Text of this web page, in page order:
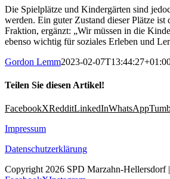
Die Spielplätze und Kindergärten sind
werden. Ein guter Zustand dieser Plätze
Fraktion, ergänzt: „Wir müssen in die
ebenso wichtig für soziales Erleben und
Gordon Lemm2023-02-
Teilen Sie diesen Artikel!
FacebookXRedditLinkedInWhatsApp
Impressum
Datenschutzerklärung
Copyright 2026 SPD Marzahn-Hellersdorf